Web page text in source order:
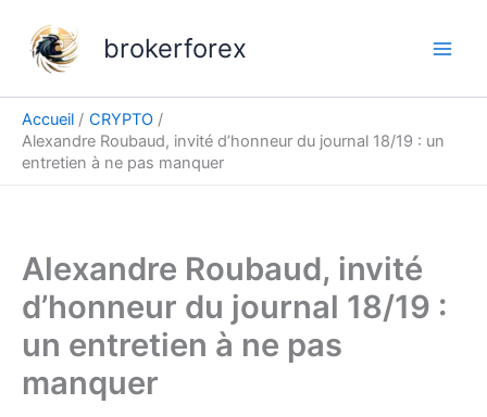
contenu
brokerforex
Accueil
CRYPTO
Alexandre Roubaud, invité d’honneur du journal 18/19 : un
entretien à ne pas manquer
Alexandre Roubaud, invité
d’honneur du journal 18/19 :
un entretien à ne pas
manquer